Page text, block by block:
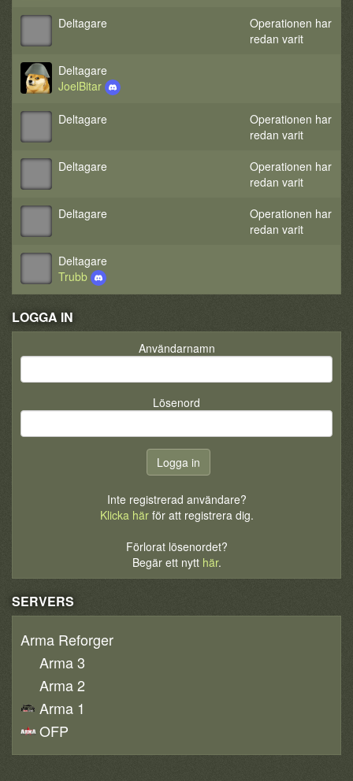
Deltagare
Operationen har
redan varit
Deltagare
JoelBitar
Deltagare
Operationen har
redan varit
Deltagare
Operationen har
redan varit
Deltagare
Operationen har
redan varit
Deltagare
Trubb
LOGGA IN
Användarnamn
Lösenord
Inte registrerad användare?
Klicka härför att registrera dig.
Förlorat lösenordet?
Begär ett nytt här.
SERVERS
Arma Reforger
Arma 3
Arma 2
Arma 1
OFP